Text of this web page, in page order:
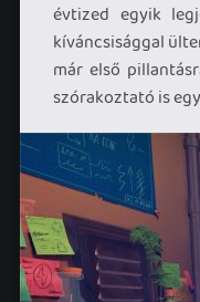
évtized egyik
kíváncsisággal
már első
szórakoztató is